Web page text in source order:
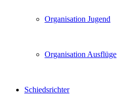
Organisation Jugend
Organisation Ausflüge
Schiedsrichter